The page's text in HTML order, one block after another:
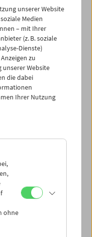
31
02
08
unserer Website
Medien
– mit Ihrer
(z. B. soziale
Dienste)
zu
unserer Website
die dabei
Ihrer Nutzung
ohne